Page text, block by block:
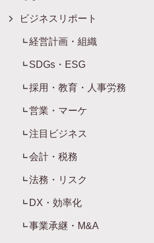
ビジネスリポート
経営計画・組織
SDGs・ESG
採用・教育・人事労務
営業・マーケ
注目ビジネス
会計・税務
法務・リスク
DX・効率化
事業承継・M&A